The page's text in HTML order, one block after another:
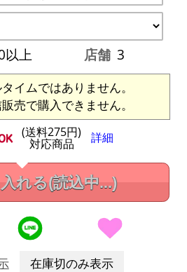
以上 店舗 3
イムではありません。
売で購入できません。
(送料275円)
対応商品 詳細
れる(読込中...)
在庫切のみ表示